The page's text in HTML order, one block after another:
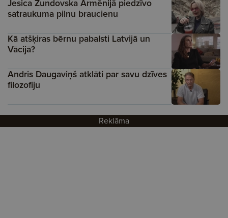
Jesica Zundovska Armēnijā piedzīvo
satraukuma pilnu braucienu
Kā atšķiras bērnu pabalsti Latvijā un
Vācijā?
Andris Daugaviņš atklāti par savu dzīves
filozofiju
Reklāma